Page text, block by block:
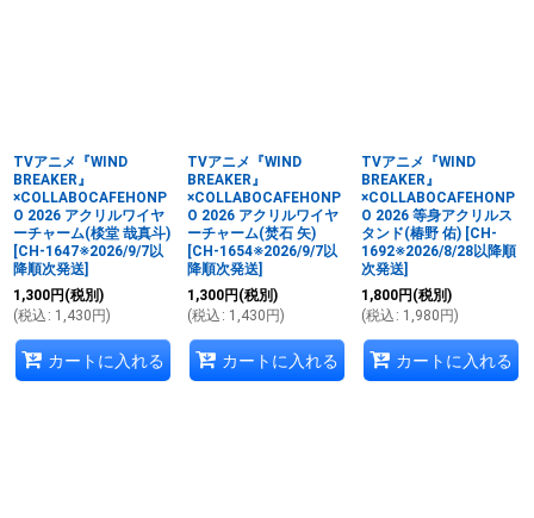
TVアニメ『WIND
BREAKER』
×COLLABOCAFEHONP
O 2026 アクリルワイヤ
ーチャーム(棪堂 哉真斗)
[CH-1647※2026/9/7以
降順次発送]
1,300円 (税別)
(税込 : 1,430 円)
カートに入れる
TVアニメ『WIND
BREAKER』
×COLLABOCAFEHONP
O 2026 アクリルワイヤ
ーチャーム(焚石 矢)
[CH-1654※2026/9/7以
降順次発送]
1,300円 (税別)
(税込 : 1,430 円)
カートに入れる
TVアニメ『WIND
BREAKER』
×COLLABOCAFEHONP
O 2026 等身アクリルス
タンド(椿野 佑) [CH-
1692※2026/8/28以降順
次発送]
1,800円 (税別)
(税込 : 1,980 円)
カートに入れる